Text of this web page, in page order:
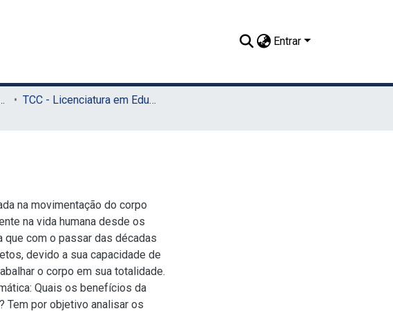
Entrar
Física (Sede)
TCC - Licenciatura em Educação Física (Sede)
na movimentação do corpo
na vida humana desde os
com o passar das décadas
devido a sua capacidade de
o corpo em sua totalidade.
Quais os benefícios da
Tem por objetivo analisar os